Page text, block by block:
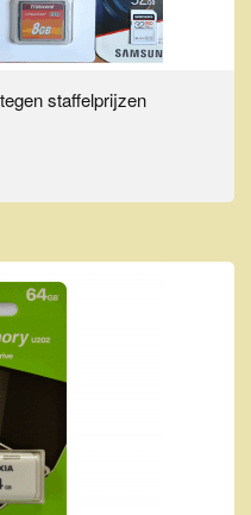
staffelprijzen